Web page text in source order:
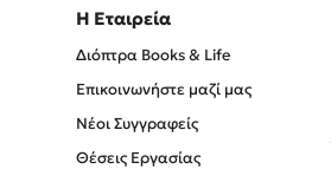
Η Εταιρεία
Διόπτρα Books & Life
Επικοινωνήστε μαζί μας
Νέοι Συγγραφείς
Θέσεις Εργασίας